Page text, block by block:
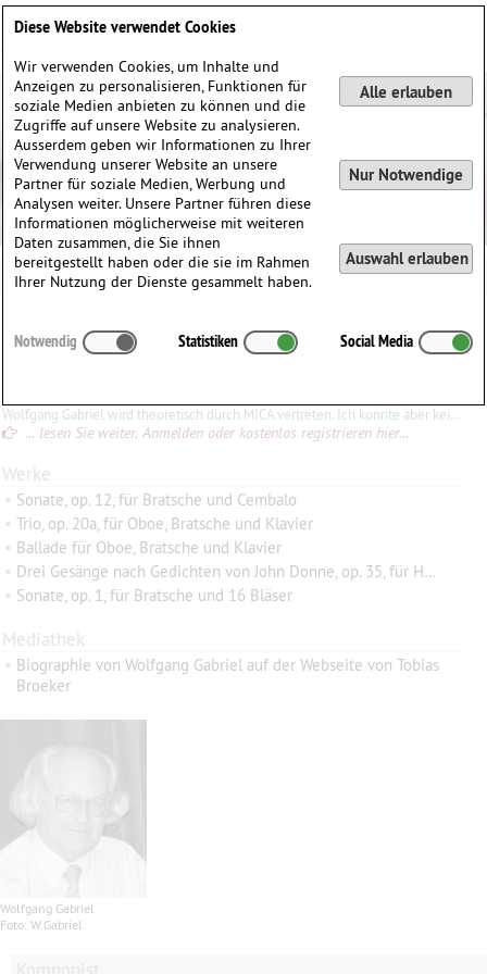
Wolfgang Gabriel
Gabriel
∗ 09.06.1930 inWien, Österreich
Wolfgang Gabriel wird theoretisch durch MICA vertreten. Ich konnte aber keines seiner Werke erhalten.
... lesen Sie weiter. Anmelden oder kostenlos registrieren hier...
Werke
• Sonate, op. 12, für Bratsche und Cembalo
• Trio, op. 20a, für Oboe, Bratsche und Klavier
• Ballade für Oboe, Bratsche und Klavier
• Drei Gesänge nach Gedichten von John Donne, op. 35, für Hohe Stimme, Bratsche und Klavier
• Sonate, op. 1, für Bratsche und 16 Bläser
Mediathek
• Biographie von Wolfgang Gabriel auf der Webseite von Tobias
Broeker
Wolfgang Gabriel
Foto: W.Gabriel
Diese Website verwendet Cookies
Wir verwenden Cookies, um Inhalte und
Anzeigen zu personalisieren, Funktionen für
soziale Medien anbieten zu können und die
Zugriffe auf unsere Website zu analysieren.
Ausserdem geben wir Informationen zu Ihrer
Verwendung unserer Website an unsere
Partner für soziale Medien, Werbung und
Analysen weiter. Unsere Partner führen diese
Informationen möglicherweise mit weiteren
Daten zusammen, die Sie ihnen
bereitgestellt haben oder die sie im Rahmen
Ihrer Nutzung der Dienste gesammelt haben.
Alle erlauben
Nur Notwendige
Auswahl erlauben
Notwendig Statistiken Social Media